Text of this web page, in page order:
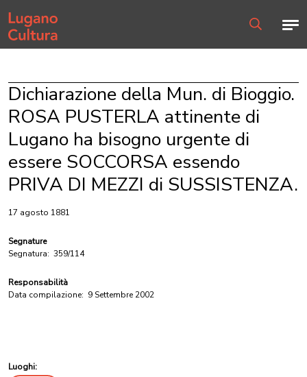
Home page
Dichiarazione della Mun. di Bioggio.
ROSA PUSTERLA attinente di
Lugano ha bisogno urgente di
essere SOCCORSA essendo
PRIVA DI MEZZI di SUSSISTENZA.
17 agosto 1881
Segnature
Segnatura: 359/114
Responsabilità
Data compilazione: 9 Settembre 2002
Luoghi: